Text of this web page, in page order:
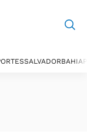
SALVADORBAHIA